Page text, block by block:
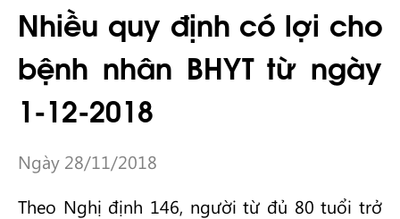
Nhiều quy định có lợi cho
bệnh nhân BHYT từ ngày
1-12-2018
Ngày 28/11/2018
Theo Nghị định 146, người từ đủ 80 tuổi trở